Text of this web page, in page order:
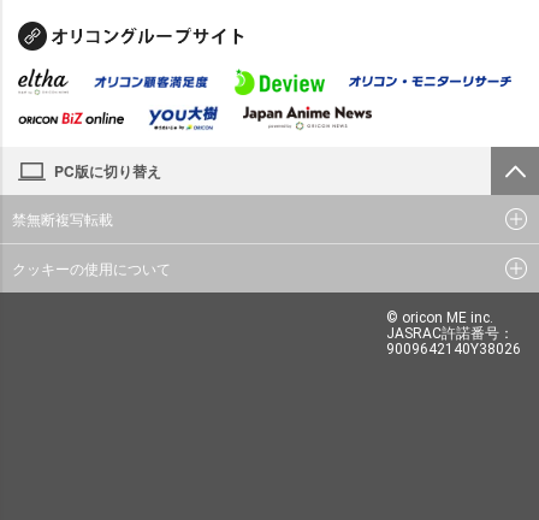
PC版に切り替え
禁無断複写転載
クッキーの使用について
© oricon ME inc.
JASRAC許諾番号：
9009642140Y38026